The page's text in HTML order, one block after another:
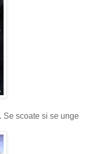
Se scoate si se unge